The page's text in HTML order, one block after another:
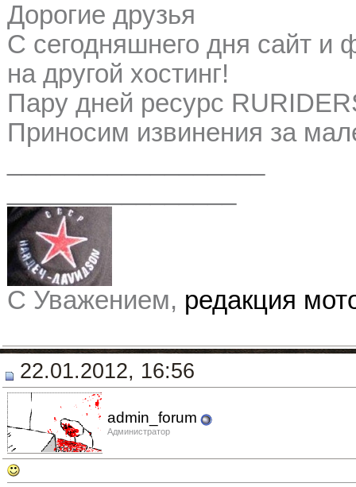
Дорогие друзья
С сегодняшнего дня сайт и
на другой хостинг!
Пару дней ресурс
Приносим извинения за
С Уважением, редакция
22.01.2012, 16:56
admin_forum
Администратор